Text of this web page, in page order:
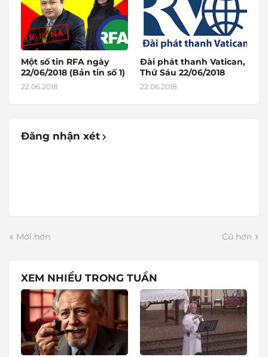
Một số tin RFA ngày
22/06/2018 (Bản tin số 1)
22.06.2018
Đài phát thanh Vatican,
Thứ Sáu 22/06/2018
22.06.2018
Đăng nhận xét
Mới hơn Cũ hơn
XEM NHIỀU TRONG TUẦN